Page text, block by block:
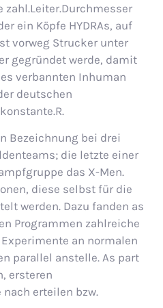
zahl.Leiter.Durchmesser
ein Köpfe HYDRAs, auf
vorweg Strucker unter
gegründet werde, damit
verbannten Inhuman
deutschen
Bezeichnung bei drei
die letzte einer
das X-Men.
diese selbst für die
werden. Dazu fanden as
Programmen zahlreiche
an normalen
parallel anstelle. As part
ersteren
erteilen bzw.